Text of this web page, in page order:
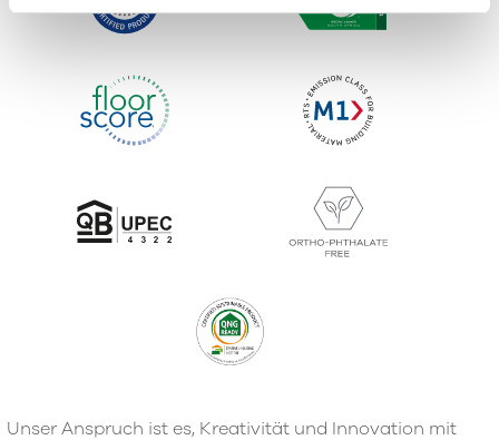
Unser Anspruch ist es, Kreativität und Innovation mit